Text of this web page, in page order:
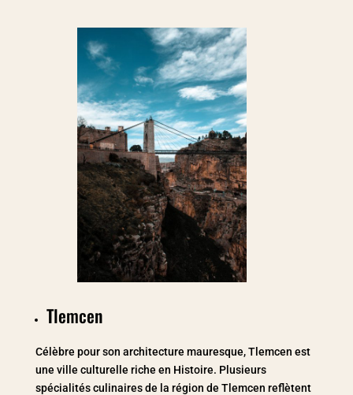
Tlemcen
Célèbre pour son architecture mauresque, Tlemcen est
une ville culturelle riche en Histoire. Plusieurs
spécialités culinaires de la région de Tlemcen reflètent